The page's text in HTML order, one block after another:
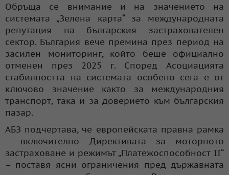
Обръща се внимание и на значението на
системата „Зелена карта“ за международната
репутация на българския застрахователен
сектор. България вече премина през период на
засилен мониторинг, който беше официално
отменен през 2025 г. Според Асоциацията
стабилността на системата особено сега е от
ключово значение както за международния
транспорт, така и за доверието към българския
пазар.
АБЗ подчертава, че европейската правна рамка
– включително Директивата за моторното
застраховане и режимът „Платежоспособност II“
– поставя ясни ограничения пред държавната